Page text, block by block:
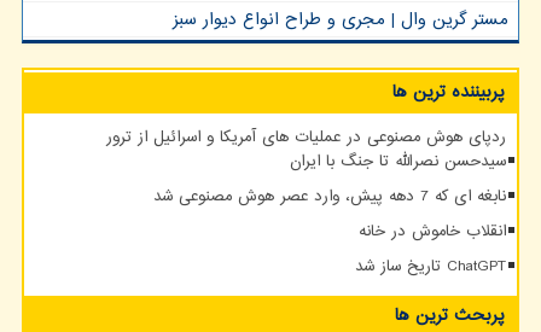
مستر گرین وال | مجری و طراح انواع دیوار سبز
پربیننده ترین ها
ردپای هوش مصنوعی در عملیات های آمریکا و اسرائیل از ترور
سیدحسن نصرالله تا جنگ با ایران
نابغه ای که 7 دهه پیش، وارد عصر هوش مصنوعی شد
انقلاب خاموش در خانه
ChatGPT تاریخ ساز شد
پربحث ترین ها